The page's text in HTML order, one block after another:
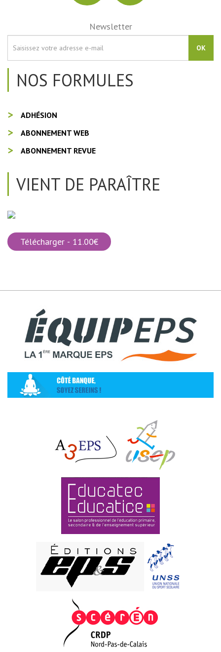
Newsletter
OK
NOS FORMULES
ADHÉSION
ABONNEMENT WEB
ABONNEMENT REVUE
VIENT DE PARAÎTRE
Télécharger - 11.00€